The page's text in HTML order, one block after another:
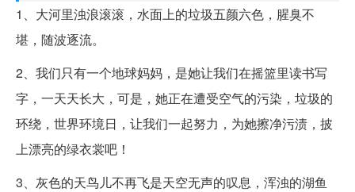
1、大河里浊浪滚滚，水面上的垃圾五颜六色，腥臭不
堪，随波逐流。
2、我们只有一个地球妈妈，是她让我们在摇篮里读书写
字，一天天长大，可是，她正在遭受空气的污染，垃圾的
环绕，世界环境日，让我们一起努力，为她擦净污渍，披
上漂亮的绿衣裳吧！
3、灰色的天鸟儿不再飞是天空无声的叹息，浑浊的湖鱼